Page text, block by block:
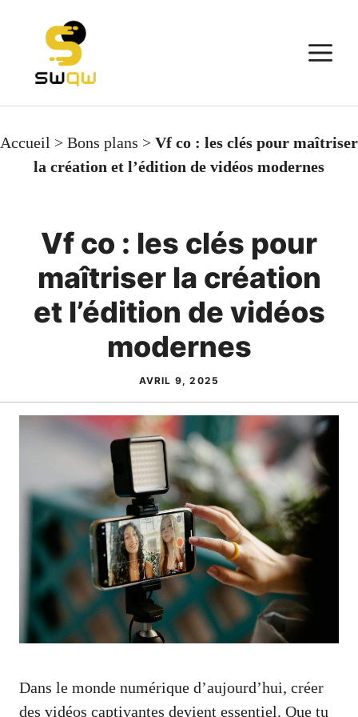
contenu
Accueil > Bons plans > Vf co : les clés pour maîtriser
la création et l’édition de vidéos modernes
Vf co : les clés pour
maîtriser la création
et l’édition de vidéos
modernes
AVRIL 9, 2025
Dans le monde numérique d’aujourd’hui, créer
des vidéos captivantes devient essentiel. Que tu